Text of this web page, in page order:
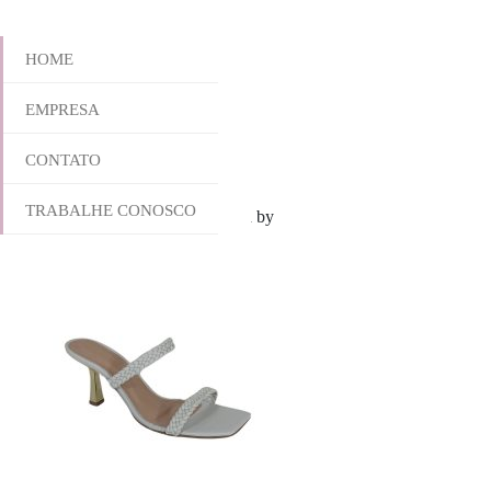
HOME
EMPRESA
CONTATO
TRABALHE CONOSCO
937-6162
outubro 28, 2025 8:53 am Published by